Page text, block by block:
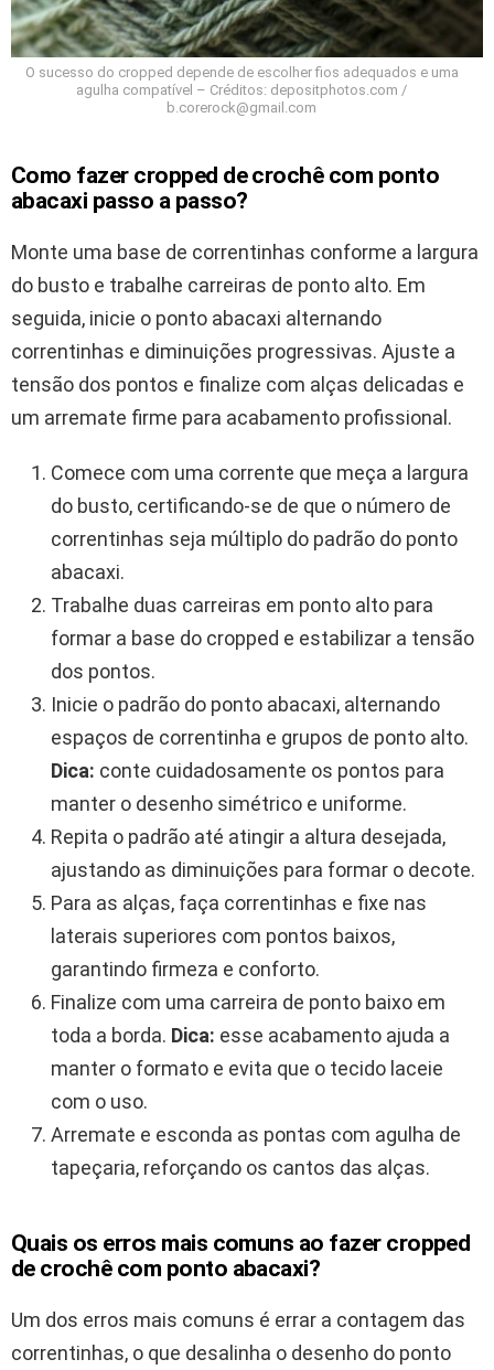
O sucesso do cropped depende de escolher fios adequados e uma
agulha compatível – Créditos: depositphotos.com /
b.corerock@gmail.com
Como fazer cropped de crochê com ponto
abacaxi passo a passo?
Monte uma base de correntinhas conforme a largura
do busto e trabalhe carreiras de ponto alto. Em
seguida, inicie o ponto abacaxi alternando
correntinhas e diminuições progressivas. Ajuste a
tensão dos pontos e finalize com alças delicadas e
um arremate firme para acabamento profissional.
Comece com uma corrente que meça a largura
do busto, certificando-se de que o número de
correntinhas seja múltiplo do padrão do ponto
abacaxi.
Trabalhe duas carreiras em ponto alto para
formar a base do cropped e estabilizar a tensão
dos pontos.
Inicie o padrão do ponto abacaxi, alternando
espaços de correntinha e grupos de ponto alto.
Dica: conte cuidadosamente os pontos para
manter o desenho simétrico e uniforme.
Repita o padrão até atingir a altura desejada,
ajustando as diminuições para formar o decote.
Para as alças, faça correntinhas e fixe nas
laterais superiores com pontos baixos,
garantindo firmeza e conforto.
Finalize com uma carreira de ponto baixo em
toda a borda. Dica: esse acabamento ajuda a
manter o formato e evita que o tecido laceie
com o uso.
Arremate e esconda as pontas com agulha de
tapeçaria, reforçando os cantos das alças.
Quais os erros mais comuns ao fazer cropped
de crochê com ponto abacaxi?
Um dos erros mais comuns é errar a contagem das
correntinhas, o que desalinha o desenho do ponto